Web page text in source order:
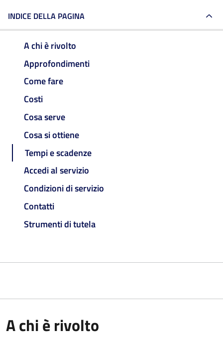
INDICE DELLA PAGINA
A chi è rivolto
Approfondimenti
Come fare
Costi
Cosa serve
Cosa si ottiene
Tempi e scadenze
Accedi al servizio
Condizioni di servizio
Contatti
Strumenti di tutela
A chi è rivolto